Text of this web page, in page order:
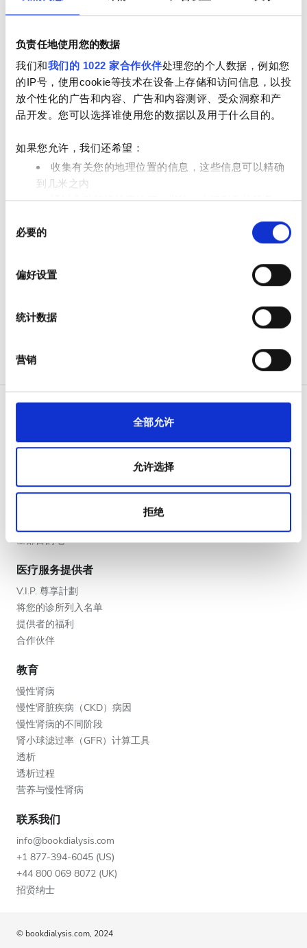
负责任地使用您的数据
我们和我们的 1022 家合作伙伴处理您的个人数据，例如您
的IP号，使用cookie等技术在设备上存储和访问信息，以投
放个性化的广告和内容、广告和内容测评、受众洞察和产
品开发。您可以选择谁使用您的数据以及用于什么目的。
如果您允许，我们还希望：
收集有关您的地理位置的信息，这些信息可以精确
到几米之内
通过主动扫描特定特征（指纹）来识别您的设备
查找有关您的个人数据如何处理的更多信息，
并设置您的首选项。您可随时从Cookie声明中更改或撤回
我们使用 Cookie 来制作贴合用户需求的内容与广告、提供
体、广告和分析合作伙伴分享您对我们网站的使用情况，
必要的
偏好设置
统计数据
营销
全部允许
允许选择
拒绝
免费接送
免费停车
价格
0 - 100 欧元
100 - 200 欧元
200 - 300 欧元
300+ 欧元
上午
下午
好
Trivita Home Healthcare LLC - Lahbab
1.45 距离市中心公里数
每次治疗
透析HD €392
病人
为什么选择 bookdialysis.com
全部目的地
医疗服务提供者
V.I.P. 尊享計劃
将您的诊所列入名单
提供者的福利
合作伙伴
教育
慢性肾病
慢性肾脏疾病（CKD）病因
慢性肾病的不同阶段
肾小球滤过率（GFR）计算工具
透析
透析过程
营养与慢性肾病
联系我们
info@bookdialysis.com
+1 877-394-6045 (US)
+44 800 069 8072 (UK)
招贤纳士
© bookdialysis.com, 2024